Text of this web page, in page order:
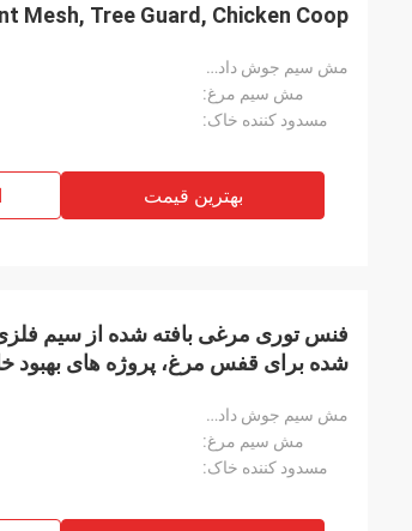
Mesh, Tree Guard, Chicken Coop
مش سیم جوش داده شده:
مش سیم مرغ:
مسدود کننده خاک:
بهترین قیمت
فنس توری مرغی بافته شده از سیم
شده برای قفس مرغ، پروژه های بهبود
مش سیم جوش داده شده:
مش سیم مرغ:
مسدود کننده خاک: